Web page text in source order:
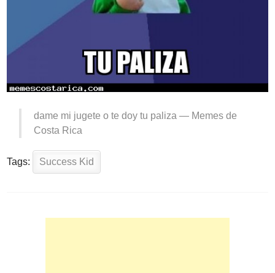
dame mi jugete o te doy tu paliza — Memes de
Costa Rica
Tags: Success Kid